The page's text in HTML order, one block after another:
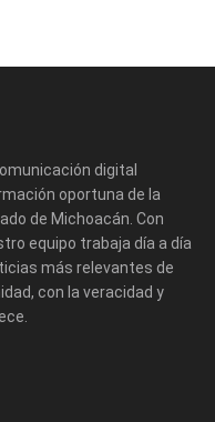
digital
oportuna de la
de Michoacán. Con
equipo trabaja día a día
más relevantes de
con la veracidad y